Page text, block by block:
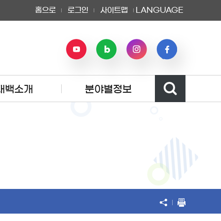
홈으로 로그인 사이트맵 LANGUAGE
백소개 분야별정보